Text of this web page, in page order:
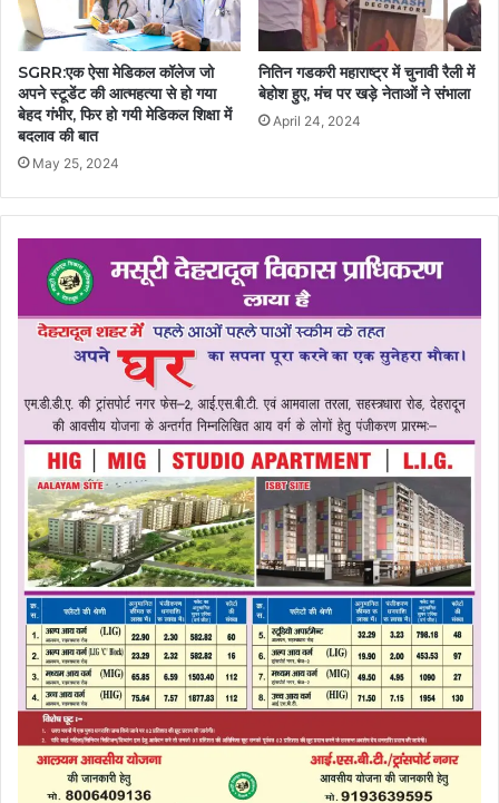
SGRR:एक ऐसा मेडिकल कॉलेज जो
अपने स्टूडेंट की आत्महत्या से हो गया
बेहद गंभीर, फिर हो गयी मेडिकल शिक्षा में
बदलाव की बात
May 25, 2024
नितिन गडकरी महाराष्ट्र में चुनावी रैली में
बेहोश हुए, मंच पर खड़े नेताओं ने संभाला
April 24, 2024